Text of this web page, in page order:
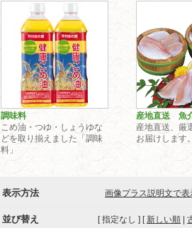
調味料
こめ油・つゆ・しょうゆな
どを取り揃えました「調味
料」
産地直送 魚
産地直送、厳
お届けします
表示方法 画像プラス説明文で表
並び替え [ 指定なし ] [ 新しい順